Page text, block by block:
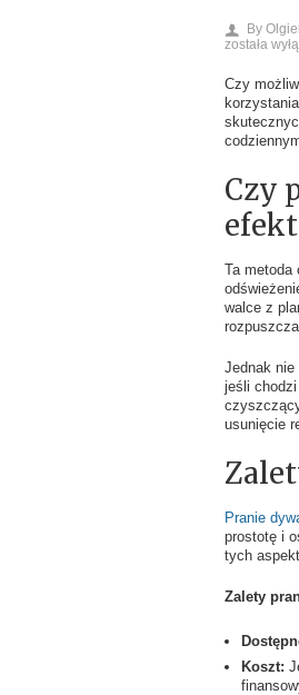
By
została
Czy
Czy
Ta metoda
walce z
Jednak
jeśli chodzi
usunięcie
Pranie
prostotę i
tych
Zalety
Koszt: